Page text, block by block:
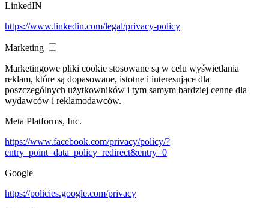
LinkedIN
https://www.linkedin.com/legal/privacy-policy
Marketing
Marketingowe pliki cookie stosowane są w celu wyświetlania
reklam, które są dopasowane, istotne i interesujące dla
poszczególnych użytkowników i tym samym bardziej cenne dla
wydawców i reklamodawców.
Meta Platforms, Inc.
https://www.facebook.com/privacy/policy/?
entry_point=data_policy_redirect&entry=0
Google
https://policies.google.com/privacy